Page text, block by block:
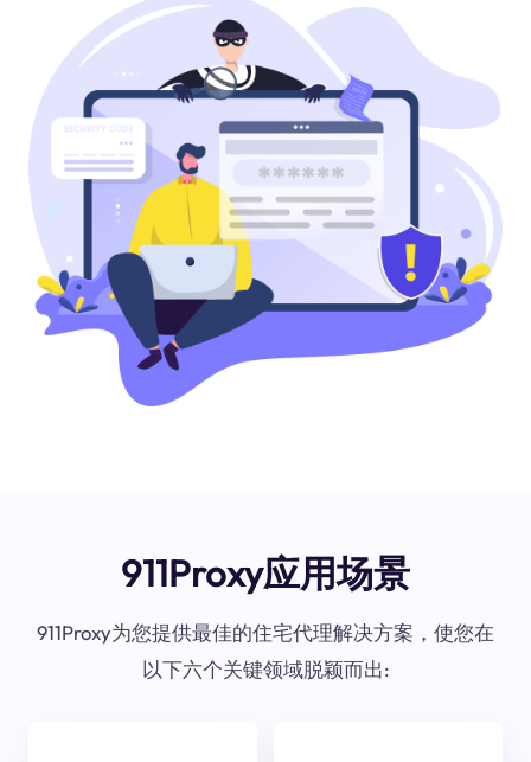
911Proxy应用场景
911Proxy为您提供最佳的住宅代理解决方案，使您在
以下六个关键领域脱颖而出: